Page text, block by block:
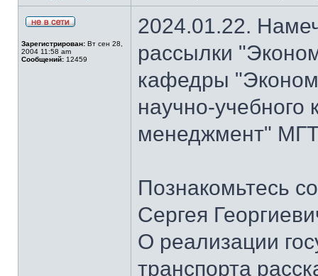
Зарегистрирован: Вт сен 28,
2004 11:58 am
Сообщений: 12459
2024.01.22.
рассылки
кафедры
научно-
менеджмент"
Познакомьтесь
Сергея
О реализации
транспорта